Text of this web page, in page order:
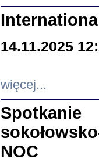
14.11.2025
więcej...
NOC